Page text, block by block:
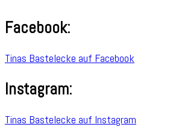
Facebook:
Tinas Bastelecke auf Facebook
Instagram:
Tinas Bastelecke auf Instagram